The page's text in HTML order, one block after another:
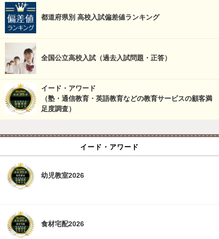
都道府県別 高校入試偏差値ランキング
全国公立高校入試（過去入試問題・正答）
イード・アワード
（塾・通信教育・英語教育などの教育サービスの顧客満
足度調査）
イード・アワード
幼児教室2026
食材宅配2026